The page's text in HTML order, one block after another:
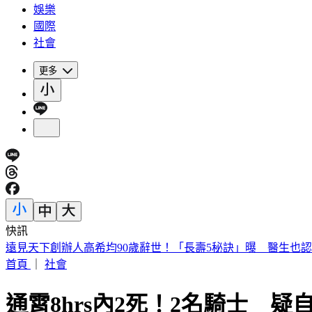
娛樂
國際
社會
更多
快訊
遠見天下創辦人高希均90歲辭世！「長壽5秘訣」曝 醫生也認
首頁
社會
通霄8hrs內2死！2名騎士 疑